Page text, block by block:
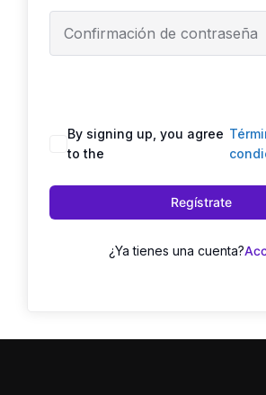
By signing up, you agree
to the
Regístrate
¿Ya tienes una cuenta?